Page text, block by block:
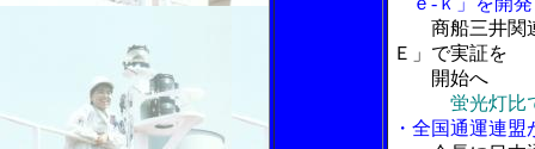
商船三井関
Ｅ」で実証を
開始へ
蛍光灯比
・全国通運連